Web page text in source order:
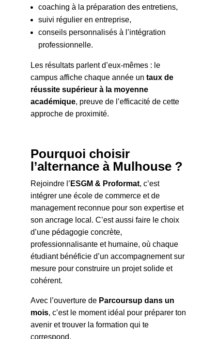
coaching à la préparation des entretiens,
suivi régulier en entreprise,
conseils personnalisés à l’intégration
professionnelle.
Les résultats parlent d’eux-mêmes : le
campus affiche chaque année un taux de
réussite supérieur à la moyenne
académique, preuve de l’efficacité de cette
approche de proximité.
Pourquoi choisir
l’alternance à Mulhouse ?
Rejoindre l’ ESGM & Proformat, c’est
intégrer une école de commerce et de
management reconnue pour son expertise et
son ancrage local. C’est aussi faire le choix
d’une pédagogie concrète,
professionnalisante et humaine, où chaque
étudiant bénéficie d’un accompagnement sur
mesure pour construire un projet solide et
cohérent.
Avec l’ouverture de Parcoursup dans un
mois, c’est le moment idéal pour préparer ton
avenir et trouver la formation qui te
correspond.